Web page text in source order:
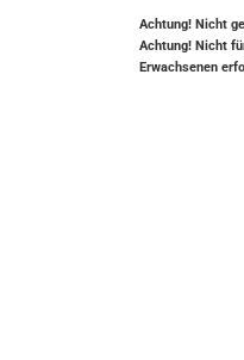
Achtung! Nicht
Achtung! Nicht
Erwachsenen